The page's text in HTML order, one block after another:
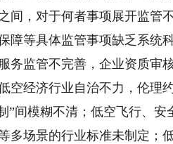
间，对于何者事项展开监管
障等具体监管事项缺乏系统
务监管不完善，企业资质审
经济行业自治不力，伦理约
”间模糊不清；低空飞行、
多场景的行业标准未制定；